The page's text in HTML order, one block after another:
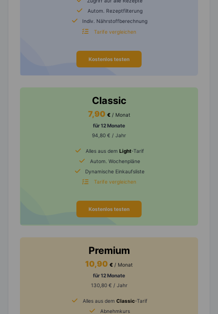
Autom. Rezeptfilterung
Indiv. Nährstoffberechnung
Tarife vergleichen
Kostenlos testen
Classic
7,90 € / Monat
für 12 Monate
94,80 € / Jahr
Alles aus dem Light-Tarif
Autom. Wochenpläne
Dynamische Einkaufsliste
Tarife vergleichen
Kostenlos testen
Premium
10,90 € / Monat
für 12 Monate
130,80 € / Jahr
Alles aus dem Classic-Tarif
Abnehmkurs